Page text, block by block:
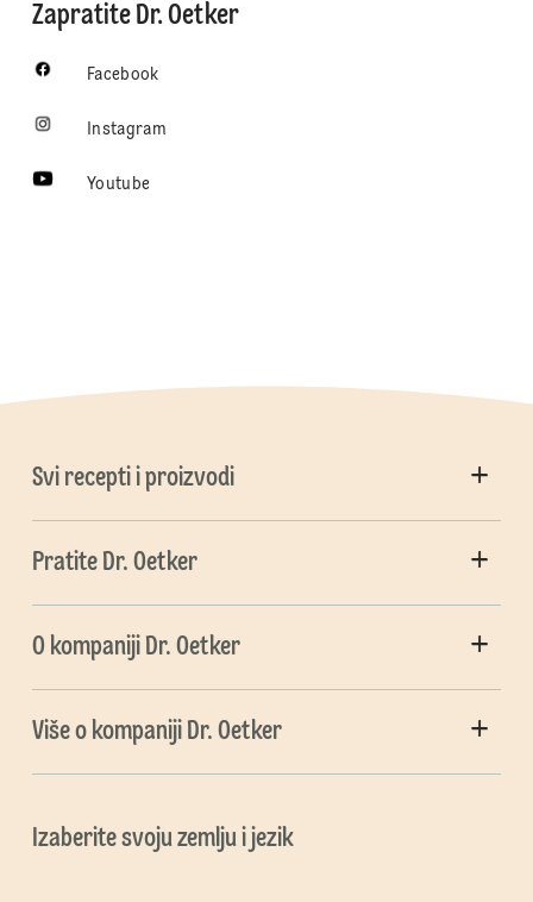
Zapratite Dr. Oetker
Facebook
Instagram
Youtube
Svi recepti i proizvodi
Pratite Dr. Oetker
O kompaniji Dr. Oetker
Više o kompaniji Dr. Oetker
Izaberite svoju zemlju i jezik